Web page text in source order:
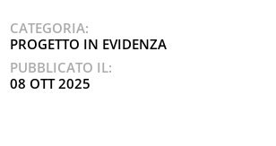
CATEGORIA:
PROGETTO IN EVIDENZA
PUBBLICATO IL:
08 OTT 2025